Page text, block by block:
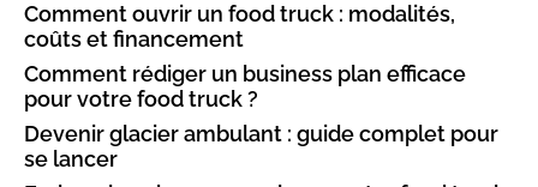
Comment ouvrir un food truck : modalités,
coûts et financement
Comment rédiger un business plan efficace
pour votre food truck ?​
Devenir glacier ambulant : guide complet pour
se lancer